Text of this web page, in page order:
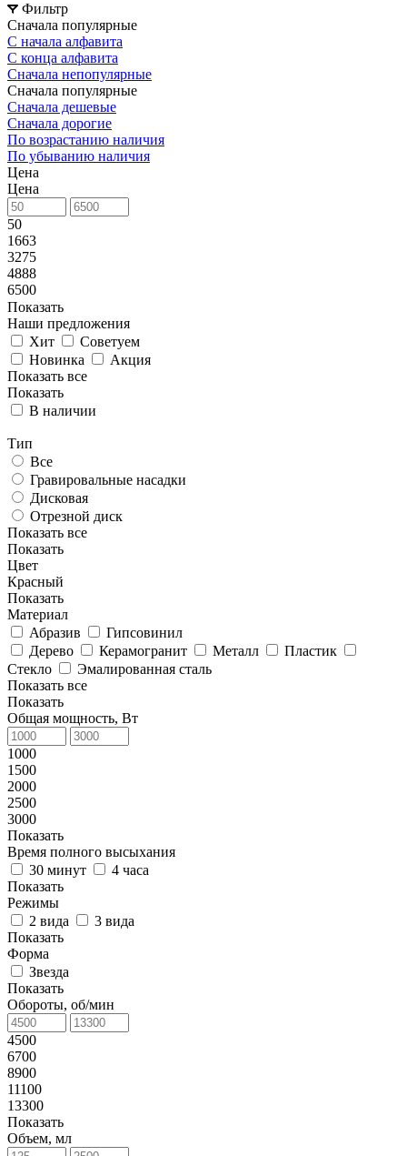
Фильтр
Сначала популярные
С начала алфавита
С конца алфавита
Сначала непопулярные
Сначала популярные
Сначала дешевые
Сначала дорогие
По возрастанию наличия
По убыванию наличия
Цена
Цена
50
1663
3275
4888
6500
Показать
Наши предложения
Хит
Советуем
Новинка
Акция
Показать все
Показать
В наличии
Тип
Все
Гравировальные насадки
Дисковая
Отрезной диск
Показать все
Показать
Цвет
Красный
Показать
Материал
Абразив
Гипсовинил
Дерево
Керамогранит Металл
Пластик
Стекло
Эмалированная сталь
Показать все
Показать
Общая мощность, Вт
1000
1500
2000
2500
3000
Показать
Время полного высыхания
30 минут
4 часа
Показать
Режимы
2 вида
3 вида
Показать
Форма
Звезда
Показать
Обороты, об/мин
4500
6700
8900
11100
13300
Показать
Объем, мл